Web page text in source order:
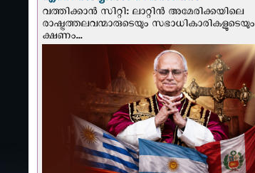
വത്തിക്കാന്‍ സിറ്റി: ലാറ്റിന്‍ അമേരിക്കയിലെ
രാഷ്ട്രത്തലവന്മാരുടെയും സഭാധികാരികളുടെയും
ക്ഷണം...